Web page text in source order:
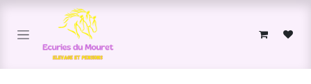
Se rendre au contenu